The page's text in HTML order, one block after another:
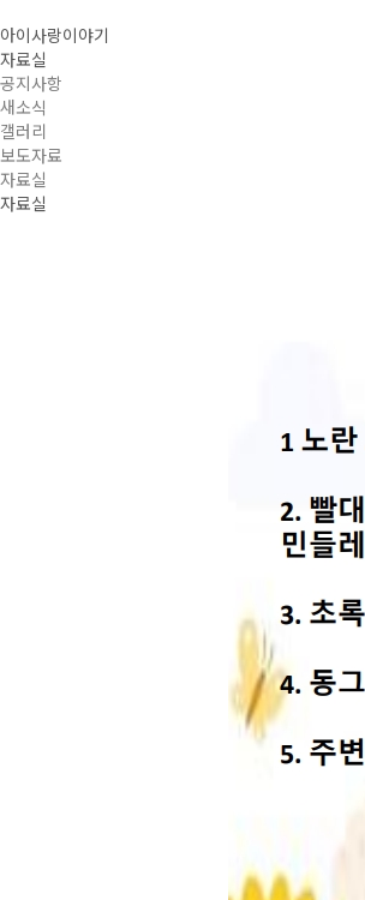
아이사랑이야기
자료실
공지사항
새소식
갤러리
보도자료
자료실
자료실